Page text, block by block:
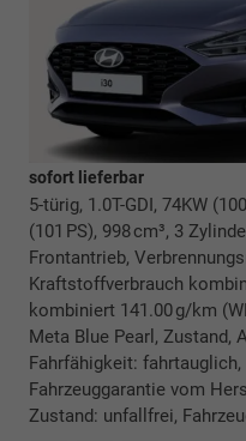
sofort lieferbar
5-türig, 1.0T-GDI, 74KW
(101 PS), 998 cm³, 3
Frontantrieb,
Kraftstoffverbrauch
kombiniert 141.00 g/km
Meta Blue Pearl, Zustand,
Fahrfähigkeit:
Fahrzeuggarantie vom
Zustand: unfallfrei,